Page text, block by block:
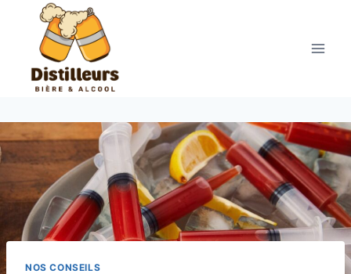
contenu
NOS CONSEILS